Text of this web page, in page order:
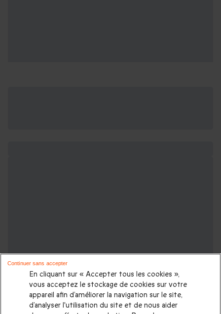
En cliquant sur « Accepter tous les cookies »,
vous acceptez le stockage de cookies sur votre
appareil afin d’améliorer la navigation sur le site,
d’analyser l'utilisation du site et de nous aider
Continuer sans accepter